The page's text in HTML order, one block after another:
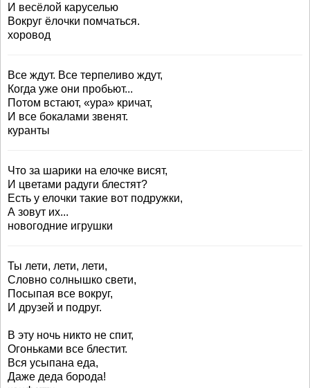
И весёлой каруселью
Вокруг ёлочки помчаться.
хоровод
Все ждут. Все терпеливо ждут,
Когда уже они пробьют...
Потом встают, «ура» кричат,
И все бокалами звенят.
куранты
Что за шарики на елочке висят,
И цветами радуги блестят?
Есть у елочки такие вот подружки,
А зовут их...
новогодние игрушки
Ты лети, лети, лети,
Словно солнышко свети,
Посыпая все вокруг,
И друзей и подруг.
В эту ночь никто не спит,
Огоньками все блестит.
Вся усыпана еда,
Даже деда борода!